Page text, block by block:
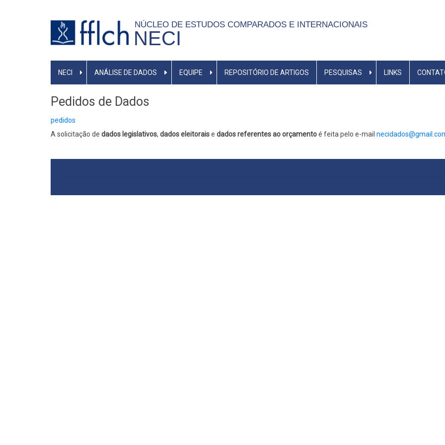
NÚCLEO DE ESTUDOS COMPARADOS E INTERNACIONAIS
NECI
PRIMARY
NECI ANÁLISE DE DADOS EQUIPE REPOSITÓRIO DE ARTIGOS PESQUISAS LINKS
Pedidos de Dados
pedidos
A solicitação de dados legislativos, dados eleitoraise dados referentes ao orçamentoé feita pelo e-mail